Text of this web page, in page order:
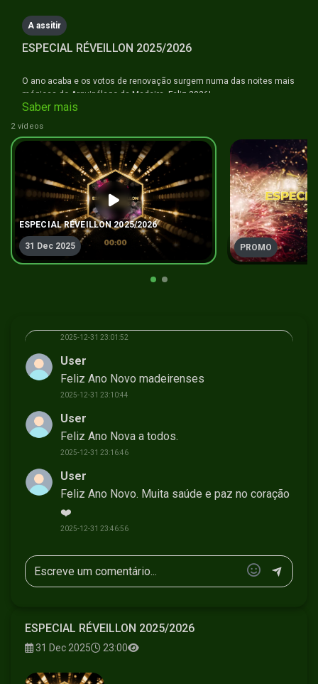
seconds
A assitir
ESPECIAL RÉVEILLON 2025/2026
O ano acaba e os votos de renovação surgem numa das noites mais
mágicas do Arquipélago da Madeira. Feliz 2026!
#anonovo #happynewyear #ilhadamadeira #naminhaterratv
Saber mais
2 vídeos
ESPECIAL RÉVEILLON 2025/2026
31 Dec 2025 PROMO
User
❤️
2025-12-31 23:01:52
User
Feliz Ano Novo madeirenses
2025-12-31 23:10:44
User
Feliz Ano Nova a todos.
2025-12-31 23:16:46
User
Feliz Ano Novo. Muita saúde e paz no coração
❤️
2025-12-31 23:46:56
ESPECIAL RÉVEILLON 2025/2026
31 Dec 2025 23:00